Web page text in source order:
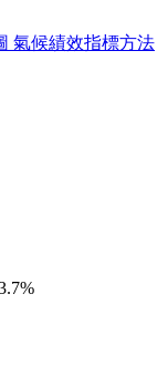
氣候績效指標方法